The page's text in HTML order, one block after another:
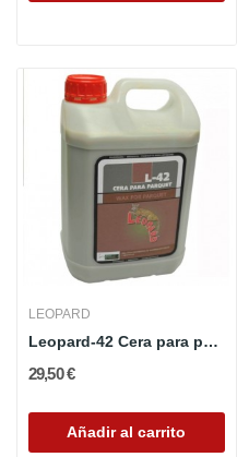
LEOPARD
Leopard-42 Cera para parquets
29,50 €
Añadir al carrito